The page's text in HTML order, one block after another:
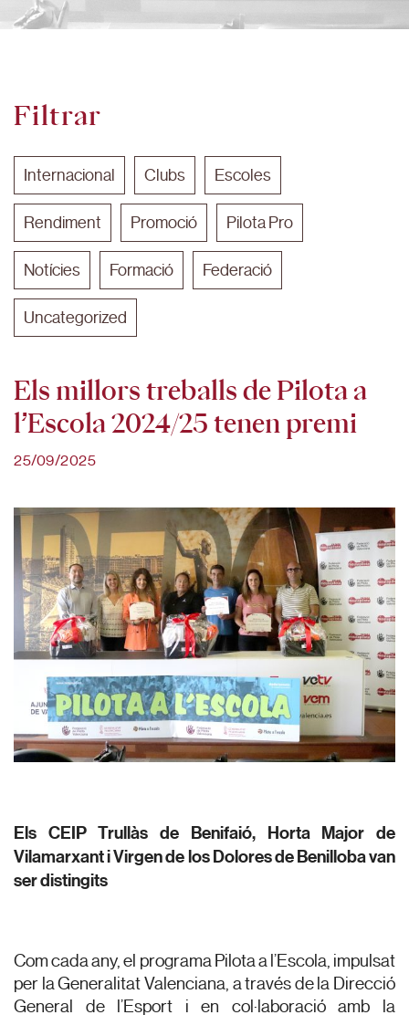
Filtrar
Internacional Clubs Escoles
Rendiment Promoció Pilota Pro
Notícies Formació Federació
Uncategorized
Els millors treballs de Pilota a
l’Escola 2024/25 tenen premi
25/09/2025
Els CEIP Trullàs de Benifaió, Horta Major de
Vilamarxant i Virgen de los Dolores de Benilloba van
ser distingits
Com cada any, el programa Pilota a l’Escola, impulsat
per la Generalitat Valenciana, a través de la Direcció
General de l’Esport i en col·laboració amb la